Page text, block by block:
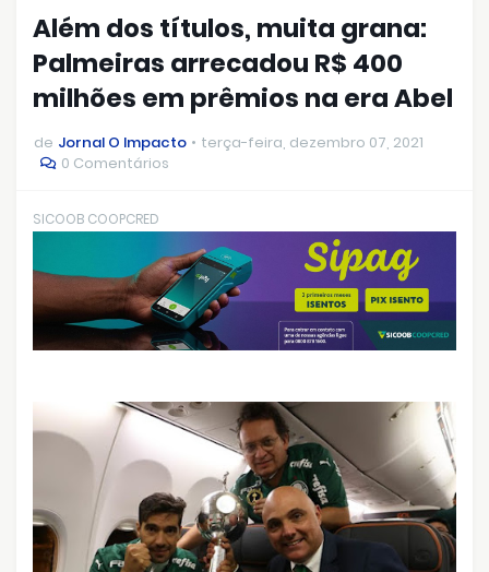
Além dos títulos, muita grana:
Palmeiras arrecadou R$ 400
milhões em prêmios na era Abel
de Jornal O Impacto
terça-feira, dezembro 07, 2021
0 Comentários
SICOOB COOPCRED